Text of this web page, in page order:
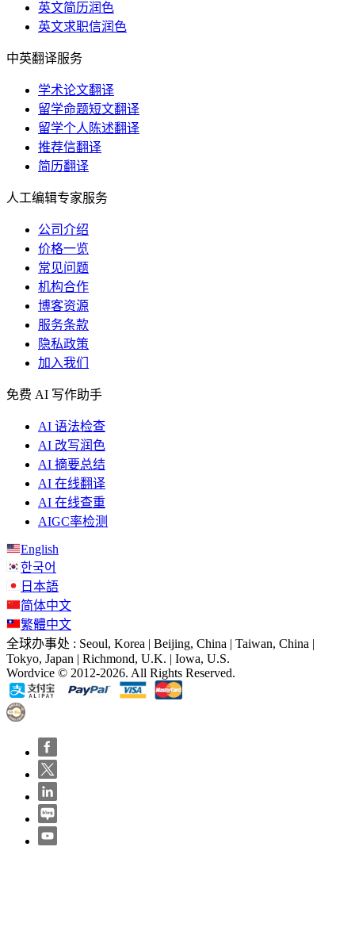
英文简历润色
英文求职信润色
中英翻译服务
学术论文翻译
留学命题短文翻译
留学个人陈述翻译
推荐信翻译
简历翻译
人工编辑专家服务
公司介绍
价格一览
常见问题
机构合作
博客资源
服务条款
隐私政策
加入我们
免费 AI 写作助手
AI 语法检查
AI 改写润色
AI 摘要总结
AI 在线翻译
AI 在线查重
AIGC率检测
English
한국어
日本語
简体中文
繁體中文
全球办事处 : Seoul, Korea | Beijing, China | Taiwan, China |
Tokyo, Japan | Richmond, U.K. | Iowa, U.S.
Wordvice © 2012-2026. All Rights Reserved.